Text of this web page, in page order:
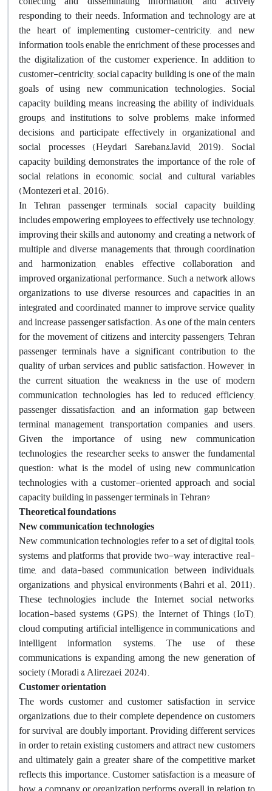
responding to their needs. Information and technology are at
the heart of implementing customer-centricity, and new
information tools enable the enrichment of these processes and
the digitalization of the customer experience. In addition to
customer-centricity, social capacity building is one of the main
goals of using new communication technologies. Social
capacity building means increasing the ability of individuals,
groups, and institutions to solve problems, make informed
decisions, and participate effectively in organizational and
social processes (Heydari Sareban&Javid, 2019). Social
capacity building demonstrates the importance of the role of
social relations in economic, social, and cultural variables
(Montezeri et al., 2016).
In Tehran passenger terminals, social capacity building
includes empowering employees to effectively use technology,
improving their skills and autonomy, and creating a network of
multiple and diverse managements that, through coordination
and harmonization, enables effective collaboration and
improved organizational performance. Such a network allows
organizations to use diverse resources and capacities in an
integrated and coordinated manner to improve service quality
and increase passenger satisfaction. As one of the main centers
for the movement of citizens and intercity passengers, Tehran
passenger terminals have a significant contribution to the
quality of urban services and public satisfaction. However, in
the current situation, the weakness in the use of modern
communication technologies has led to reduced efficiency,
passenger dissatisfaction, and an information gap between
terminal management, transportation companies, and users.
Given the importance of using new communication
technologies, the researcher seeks to answer the fundamental
question: what is the model of using new communication
technologies with a customer-oriented approach and social
capacity building in passenger terminals in Tehran?
Theoretical foundations
New communication technologies
New communication technologies refer to a set of digital tools,
systems, and platforms that provide two-way, interactive, real-
time, and data-based communication between individuals,
organizations, and physical environments (Bahri et al., 2011).
These technologies include the Internet, social networks,
location-based systems (GPS), the Internet of Things (IoT),
cloud computing, artificial intelligence in communications, and
intelligent information systems. The use of these
communications is expanding among the new generation of
society (Moradi & Alirezaei, 2024).
Customer orientation
The words customer and customer satisfaction in service
organizations, due to their complete dependence on customers
for survival, are doubly important. Providing different services
in order to retain existing customers and attract new customers
and ultimately gain a greater share of the competitive market
reflects this importance. Customer satisfaction is a measure of